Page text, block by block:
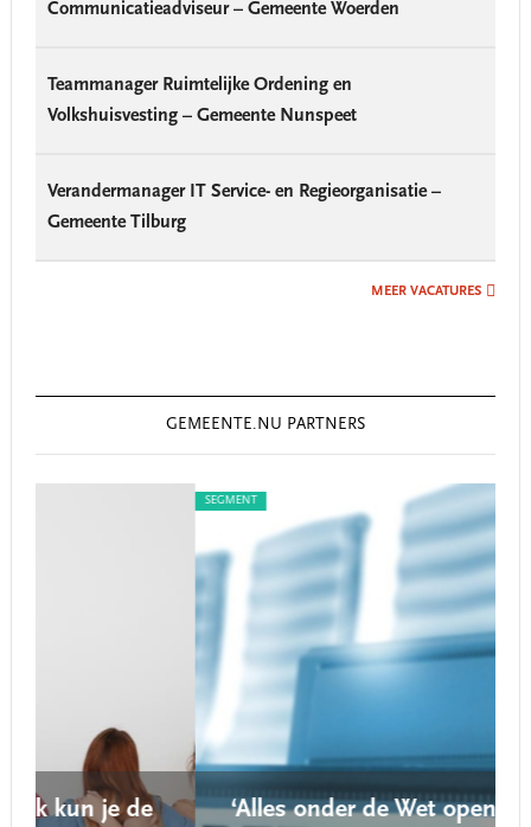
Communicatieadviseur – Gemeente Woerden
Teammanager Ruimtelijke Ordening en
Volkshuisvesting – Gemeente Nunspeet
Verandermanager IT Service- en Regieorganisatie –
Gemeente Tilburg
MEER VACATURES
GEMEENTE.NU PARTNERS
‘Alles onder de Wet open overheid is